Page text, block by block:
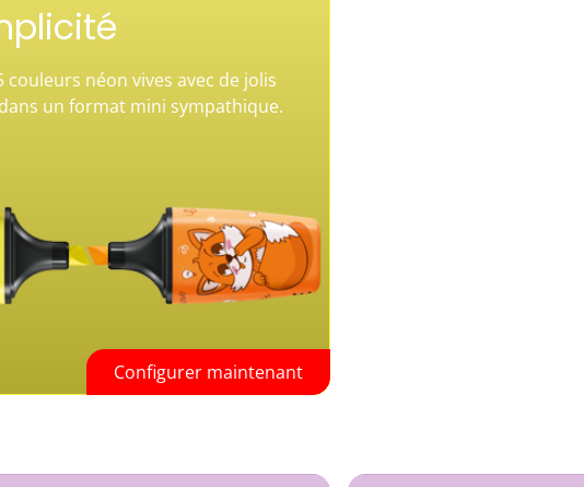
couleurs néon vives avec de jolis
un format mini sympathique.
Configurer maintenant